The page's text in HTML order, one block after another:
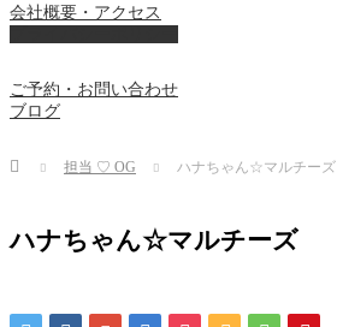
会社概要・アクセス
ご予約・お問い合わせ
ブログ
Home 担当 ♡ OG ハナちゃん☆マルチーズ
ハナちゃん☆マルチーズ